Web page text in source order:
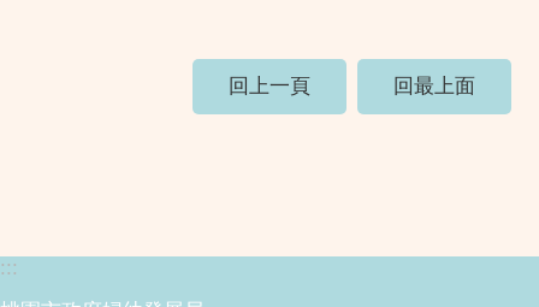
回上一頁 回最上面
:::